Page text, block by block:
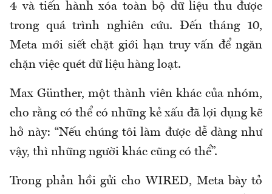
4 và tiến hành xóa toàn bộ dữ liệu thu được
trong quá trình nghiên cứu. Đến tháng 10,
Meta mới siết chặt giới hạn truy vấn để ngăn
chặn việc quét dữ liệu hàng loạt.
Max Günther, một thành viên khác của nhóm,
cho rằng có thể có những kẻ xấu đã lợi dụng kẽ
hở này: “Nếu chúng tôi làm được dễ dàng như
vậy, thì những người khác cũng có thể”.
Trong phản hồi gửi cho WIRED, Meta bày tỏ